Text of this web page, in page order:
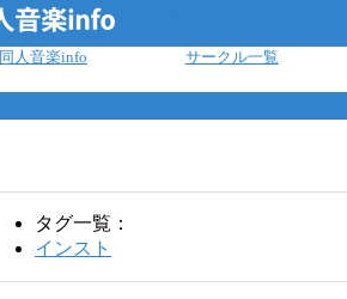
同人音楽info サークル一覧
タグ一覧：
インスト